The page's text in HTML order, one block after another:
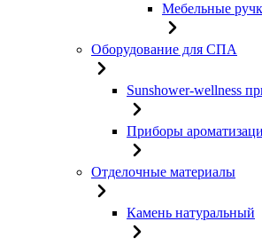
Мебельные
Оборудование для СПА
Sunshower-wellness
Приборы
Отделочные материалы
Камень натуральный